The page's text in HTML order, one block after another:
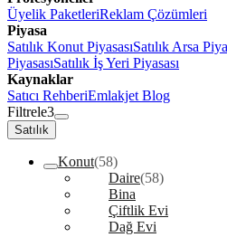
Üyelik PaketleriReklam Çözümleri
Piyasa
Satılık Konut PiyasasıSatılık Arsa
PiyasasıSatılık İş Yeri Piyasası
Kaynaklar
Satıcı RehberiEmlakjet Blog
Filtrele3
Satılık
Konut(58)
Daire(58)
Bina
Çiftlik Evi
Dağ Evi